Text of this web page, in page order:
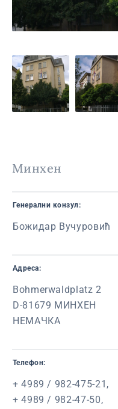
Минхен
Генерални конзул:
Божидар Вучуровић
Адреса:
Bohmerwaldplatz 2
D-81679 МИНХЕН
НЕМАЧКА
Телефон:
+ 4989 / 982-475-21,
+ 4989 / 982-47-50,